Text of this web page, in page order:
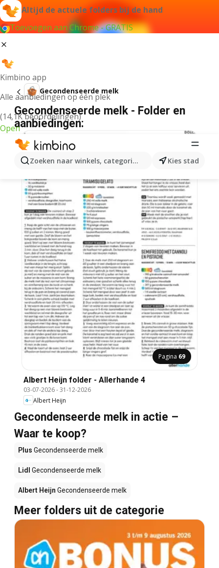
Altijd de actuele folders bij de hand
Toevoegen aan Chrome - GRATIS
Kimbino app
Alle aanbiedingen op één plek
(14,1K beoordelingen)
Open
Zoeken naar winkels, categorieën, producten...
Kies stad
Gecondenseerde melk
Gecondenseerde melk - Folder en
aanbiedingen:
Pagina 69
Albert Heijn folder - Allerhande 4
03-07-2026-31-12-2026
Albert Heijn
Gecondenseerde melk in actie –
Waar te koop?
Plus Gecondenseerde melk
Lidl Gecondenseerde melk
Albert Heijn Gecondenseerde melk
Meer folders uit de categorie